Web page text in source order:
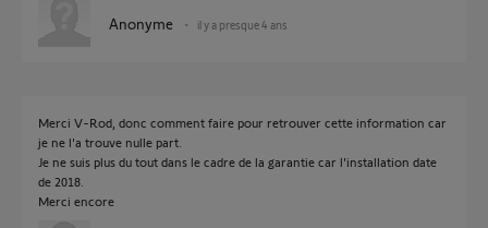
Anonyme il y a presque 4 ans
Merci V-Rod, donc comment faire pour retrouver cette information car
je ne l'a trouve nulle part.
Je ne suis plus du tout dans le cadre de la garantie car l'installation date
de 2018.
Merci encore